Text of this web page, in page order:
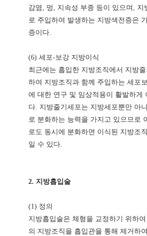
감염, 멍, 지속성 부종 등이 있으며, 지
로 주입하여 발생하는 지방색전증은
증이다.
(6) 세포-보강 지방이식
최근에는 흡입한 지방조직에서 지방줄
하여 지방조직과 함께 주입하는 세포
에 대한 연구 및 임상적용이 활발하게
다. 지방줄기세포는 지방세포뿐만 아
로 분화하는 능력을 가지고 있으므로
로도 동시에 분화하면 이식된 지방조
일 수 있다.
2. 지방흡입술
(1) 정의
지방흡입술은 체형을 교정하기 위하
의 지방조직을 흡입관을 통해 제거하